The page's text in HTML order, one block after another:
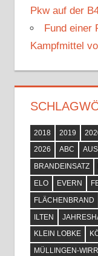
Pkw auf der
Fund einer
Kampfmittel
2018 2019
2026
ABC
BRANDEINSATZ
ELO
EVERN
FLÄCHENBRAND
ILTEN
KLEIN LOBKE
MÜLLINGEN-